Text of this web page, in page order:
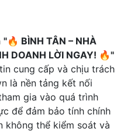
"🔥 BÌNH TÂN – NHÀ
DOANH LỜI NGAY! 🔥"
cung cấp và chịu trách
là nền tảng kết nối
gia vào quá trình
để đảm bảo tính chính
không thể kiểm soát và